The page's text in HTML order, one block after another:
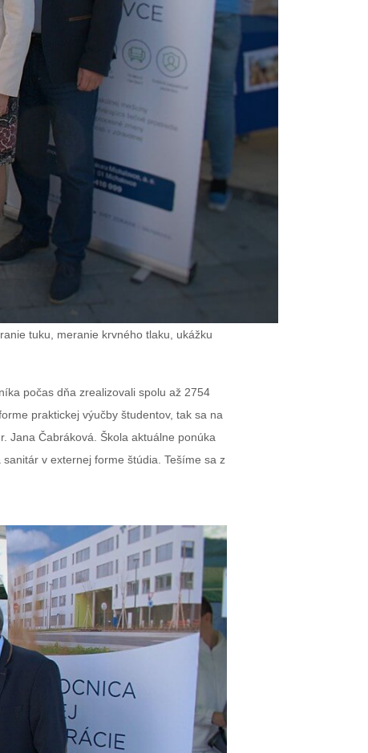
tuku, meranie krvného tlaku, ukážku
počas dňa zrealizovali spolu až 2754
praktickej výučby študentov, tak sa na
Jana Čabráková. Škola aktuálne ponúka
v externej forme štúdia. Tešíme sa z